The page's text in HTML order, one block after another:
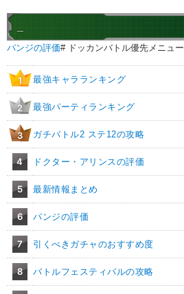
パンジの評価# ドッカンバトル優先メニュー
1 最強キャラランキング
2 最強パーティランキング
3 ガチバトル2 ステ12の攻略
4 ドクター・アリンスの評価
5 最新情報まとめ
6 パンジの評価
7 引くべきガチャのおすすめ度
8 バトルフェスティバルの攻略